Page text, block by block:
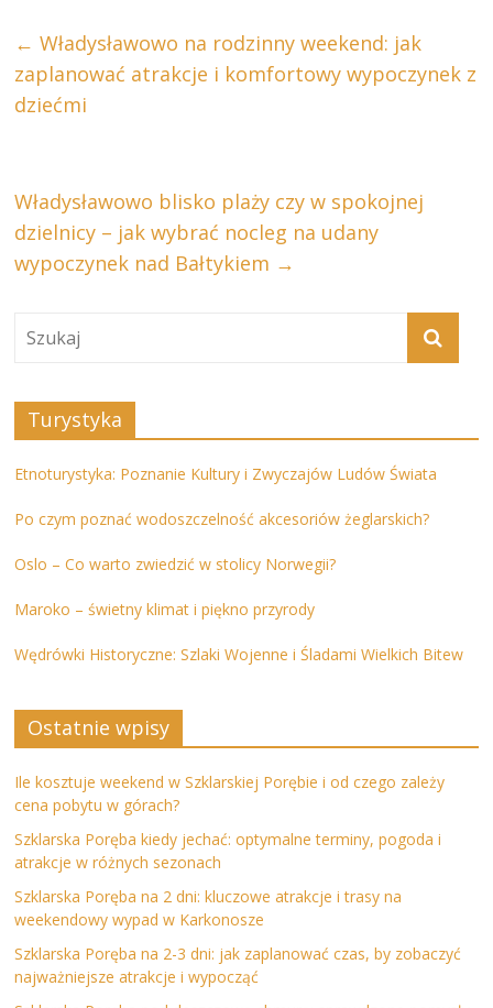
← Władysławowo na rodzinny weekend: jak
zaplanować atrakcje i komfortowy wypoczynek z
dziećmi
Władysławowo blisko plaży czy w spokojnej
dzielnicy – jak wybrać nocleg na udany
wypoczynek nad Bałtykiem →
Turystyka
Etnoturystyka: Poznanie Kultury i Zwyczajów Ludów Świata
Po czym poznać wodoszczelność akcesoriów żeglarskich?
Oslo – Co warto zwiedzić w stolicy Norwegii?
Maroko – świetny klimat i piękno przyrody
Wędrówki Historyczne: Szlaki Wojenne i Śladami Wielkich Bitew
Ostatnie wpisy
Ile kosztuje weekend w Szklarskiej Porębie i od czego zależy
cena pobytu w górach?
Szklarska Poręba kiedy jechać: optymalne terminy, pogoda i
atrakcje w różnych sezonach
Szklarska Poręba na 2 dni: kluczowe atrakcje i trasy na
weekendowy wypad w Karkonosze
Szklarska Poręba na 2-3 dni: jak zaplanować czas, by zobaczyć
najważniejsze atrakcje i wypocząć